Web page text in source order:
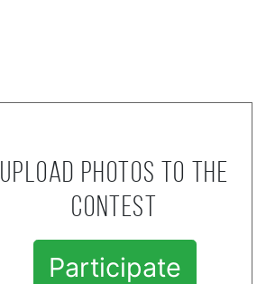
Upload photos to the
contest
Participate